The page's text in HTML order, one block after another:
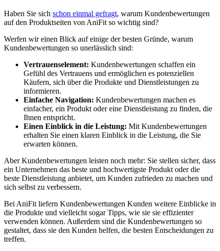
Haben Sie sich schon einmal gefragt, warum Kundenbewertungen
auf ‍den Produktseiten von AniFit so wichtig sind?
Werfen wir einen ⁤Blick ⁣auf einige ⁣der besten Gründe, warum
Kundenbewertungen so ⁤unerlässlich sind:
Vertrauenselement: Kundenbewertungen schaffen ein
Gefühl des​ Vertrauens und ermöglichen es potenziellen
Käufern, sich über⁢ die Produkte und Dienstleistungen zu
informieren.
Einfache Navigation: Kundenbewertungen machen es
‌einfacher, ein ⁤Produkt oder eine Dienstleistung zu finden, die
Ihnen entspricht.
Einen Einblick in die Leistung: Mit Kundenbewertungen
erhalten Sie einen​ klaren Einblick in die ⁣Leistung, ​die Sie
erwarten können.
Aber Kundenbewertungen leisten ⁢noch mehr: Sie stellen ⁢sicher, dass
ein Unternehmen das ​beste und hochwertigste Produkt oder die
beste Dienstleistung⁤ anbietet, um Kunden zufrieden zu machen und
sich selbst zu ‌verbessern.
Bei‍ AniFit liefern Kundenbewertungen Kunden weitere Einblicke in
die Produkte und vielleicht sogar Tipps, wie ⁤sie sie effizienter⁣
verwenden können. Außerdem sind die Kundenbewertungen so
gestaltet, dass sie den Kunden helfen, die besten Entscheidungen ‍zu
treffen.